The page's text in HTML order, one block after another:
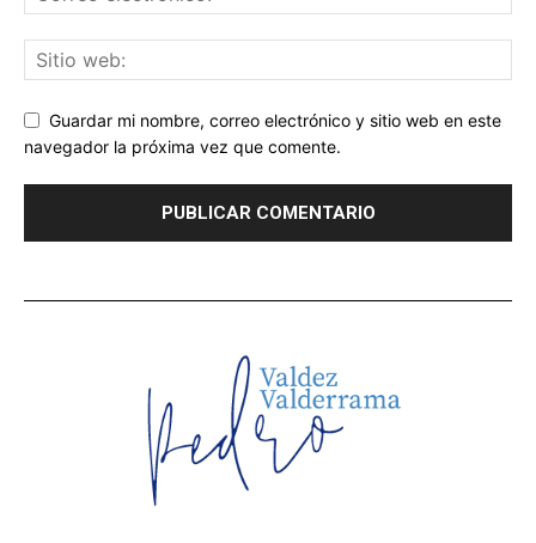
Guardar mi nombre, correo electrónico y sitio web en este
navegador la próxima vez que comente.